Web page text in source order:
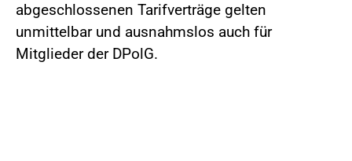
abgeschlossenen Tarifverträge gelten
unmittelbar und ausnahmslos auch für
Mitglieder der DPolG.